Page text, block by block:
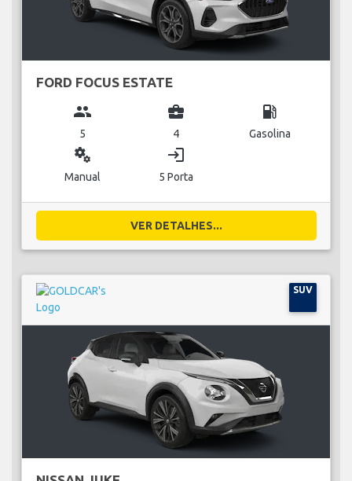
FORD FOCUS ESTATE
group
5
business_center
4
local_gas_station
Gasolina
miscellaneous_services
Manual
login
5 Porta
VER DETALHES...
SUV